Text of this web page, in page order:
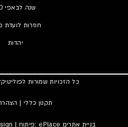
20 שנה לבאפי
חוזרות לועדת
יהדות
תקנון כללי |
| פיתוח: ePlace בניית אתרים